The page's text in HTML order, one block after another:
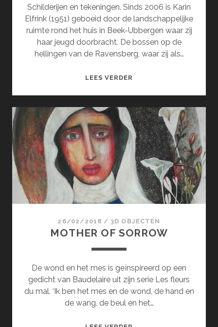
Schilderijen en tekeningen. Sinds 2006 is Karin
Elfrink (1951) geboeid door de landschappelijke
ruimte rond het huis in Beek-Ubbergen waar zij
haar jeugd doorbracht. De bossen op de
hellingen van de Ravensberg, waar zij als…
LEES VERDER
IN
DE
BLOEMEN
26/02/2018 /3D OBJECTEN
MOTHER OF SORROW
De wond en het mes is geïnspireerd op een
gedicht van Baudelaire uit zijn serie Les fleurs
du mal. ‘Ik ben het mes en de wond, de hand en
de wang, de beul en het…